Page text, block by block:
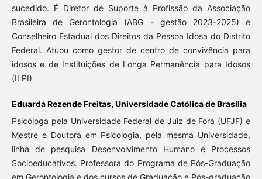
sucedido. É Diretor de Suporte à Profissão da Associação
Brasileira de Gerontologia (ABG - gestão 2023-2025) e
Conselheiro Estadual dos Direitos da Pessoa Idosa do Distrito
Federal. Atuou como gestor de centro de convivência para
idosos e de Instituições de Longa Permanência para Idosos
(ILPI)
Eduarda Rezende Freitas, Universidade Católica de Brasília
Psicóloga pela Universidade Federal de Juiz de Fora (UFJF) e
Mestre e Doutora em Psicologia, pela mesma Universidade,
linha de pesquisa Desenvolvimento Humano e Processos
Socioeducativos. Professora do Programa de Pós-Graduação